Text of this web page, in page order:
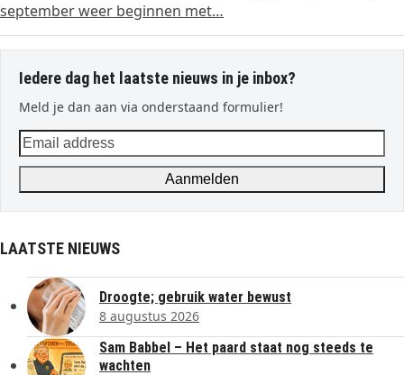
september weer beginnen met…
Iedere dag het laatste nieuws in je inbox?
Meld je dan aan via onderstaand formulier!
Email
address
Aanmelden
LAATSTE NIEUWS
Droogte; gebruik water bewust
8 augustus 2026
Sam Babbel – Het paard staat nog steeds te
wachten